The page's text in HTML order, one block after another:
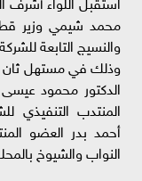
محمد شيمي وزير
والنسيج التابعة
وذلك في مستهل ثان
الدكتور محمود
المنتدب التنفيذي
أحمد بدر العضو
النواب والشيوخ